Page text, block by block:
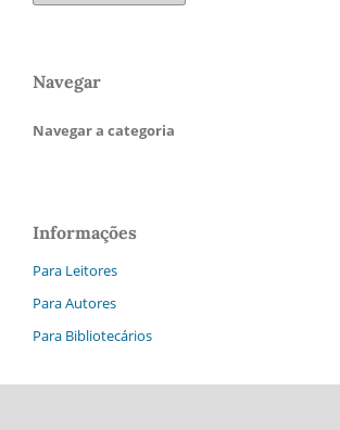
Navegar
Navegar a categoria
Informações
Para Leitores
Para Autores
Para Bibliotecários